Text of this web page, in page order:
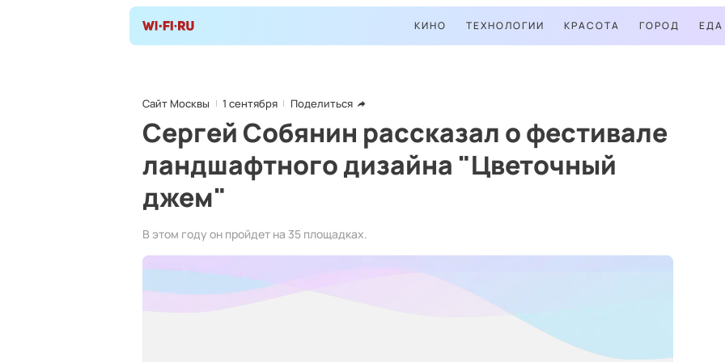
КИНО ТЕХНОЛОГИИ КРАСОТА ГОРОД ЕДА
Сайт Москвы 1 сентября Поделиться
Сергей Собянин рассказал о фестивале
ландшафтного дизайна "Цветочный
джем"
В этом году он пройдет на 35 площадках.